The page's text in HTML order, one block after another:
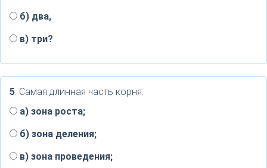
б) два,
в) три?
5. Самая длинная часть корня:
a) зона роста;
б) зона деления;
в) зона проведения;